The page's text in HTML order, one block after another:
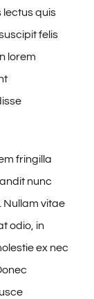
lectus quis
felis
lorem
fringilla
nunc
Nullam vitae
odio, in
ex nec